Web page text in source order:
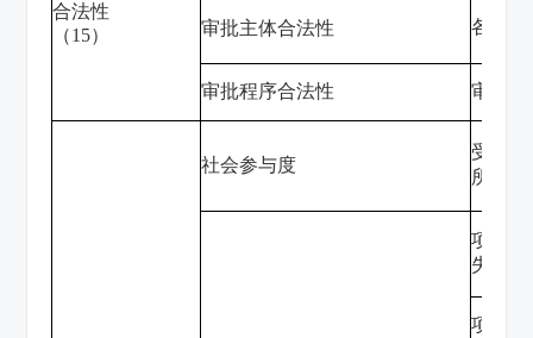
合法性
（15） 审批主体合法性 各前
审批程序合法性 审批
社会参与度
受影
所了解
项目
失业
项目